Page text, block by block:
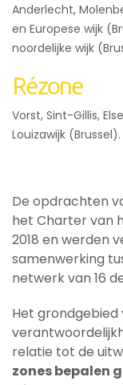
Anderlecht,
en Europese wijk
noordelijke wijk
Rézone
Vorst, Sint-Gillis,
Louizawijk (Brussel).
De opdrachten
het Charter van
2018 en werden
samenwerking
netwerk van 16
Het
relatie tot de
zones bepalen